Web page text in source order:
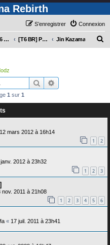
Rebirth
Connexion
S’enregistrer
Tekken 6 Bloodline Rebellion [T6 BR] Personnages Jin Kazama
e
r
Rechercher
1 sur 1
12 mars 2012 à 16h14
1 2
2012 à 23h32
1 2 3
nov. 2011 à 21h08
1 2 3 4 5 6
« 17 juil. 2011 à 23h41